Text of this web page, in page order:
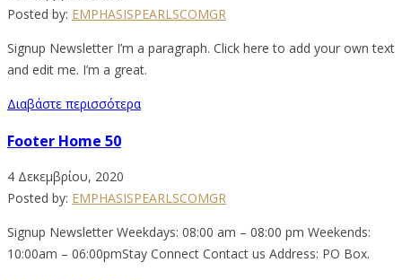
Posted by: EMPHASISPEARLSCOMGR
Signup Newsletter I’m a paragraph. Click here to add your own text
and edit me. I’m a great.
Διαβάστε περισσότερα
Footer Home 50
4 Δεκεμβρίου, 2020
Posted by: EMPHASISPEARLSCOMGR
Signup Newsletter Weekdays: 08:00 am – 08:00 pm Weekends:
10:00am – 06:00pmStay Connect Contact us Address: PO Box.